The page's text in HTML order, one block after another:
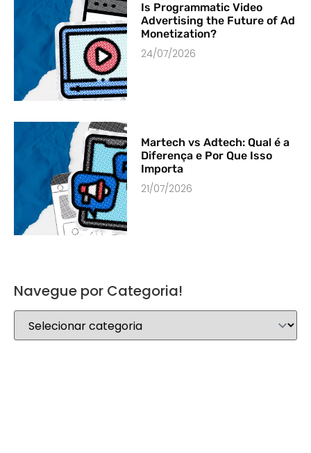
Is Programmatic Video
Advertising the Future of Ad
Monetization?
24/07/2026
Martech vs Adtech: Qual é a
Diferença e Por Que Isso
Importa
21/07/2026
Navegue por Categoria!